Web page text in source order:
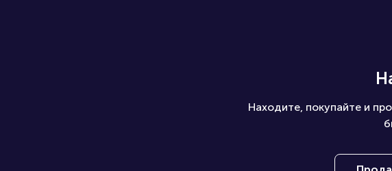
Находите, покупайте и